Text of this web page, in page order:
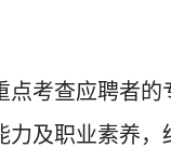
点考查应聘者
力及职业素养